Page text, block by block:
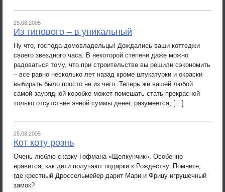
25.08.2005
Из типового – в уникальный
Ну что, господа-домовладельцы! Дождались ваши коттеджи
своего звездного часа. В некоторой степени даже можно
радоваться тому, что при строительстве вы решили сэкономить
– все равно несколько лет назад кроме штукатурки и окраски
выбирать было просто не из чего. Теперь же вашей любой
самой заурядной коробке может помешать стать прекрасной
только отсутствие энной суммы денег, разумеется, […]
25.08.2005
Кот коту рознь
Очень люблю сказку Гофмана «Щелкунчик». Особенно
нравится, как дети получают подарки к Рождеству. Помните,
где крестный Дроссельмейер дарит Мари и Фрицу игрушечный
замок?